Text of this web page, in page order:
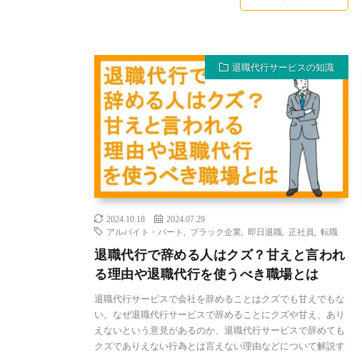
退職代行サービスの知識
2024.10.18
2024.07.29
アルバイト・パート
ブラック企業 即日退職 正社員 転職
退職代行で辞める人はクズ？甘えと言われ
る理由や退職代行を使うべき職場とは
退職代行サービスで会社を辞めることはクズでも甘えでもな
い。なぜ退職代行サービスで辞めることにクズや甘え、あり
えないという意見があるのか、退職代行サービスで辞めても
クズでありえない行為とは言えない理由などについて解説す